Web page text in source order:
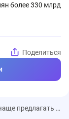
более 330 млрд
Поделиться
Мошенники стали чаще предлагать высокодоходные инвестиции